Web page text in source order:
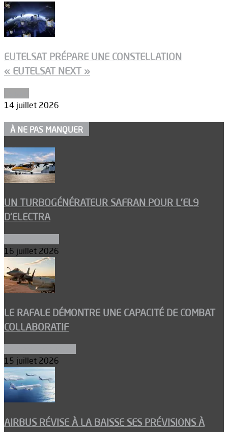
EUTELSAT PRÉPARE UNE CONSTELLATION
« EUTELSAT NEXT »
14 juillet 2026
À NE PAS MANQUER
UN TURBOGÉNÉRATEUR SAFRAN POUR L’EL9
D’ELECTRA
16 juillet 2026
LE RAFALE DÉMONTRE UNE CAPACITÉ DE COMBAT
COLLABORATIF
15 juillet 2026
AIRBUS RÉVISE À LA BAISSE SES PRÉVISIONS À